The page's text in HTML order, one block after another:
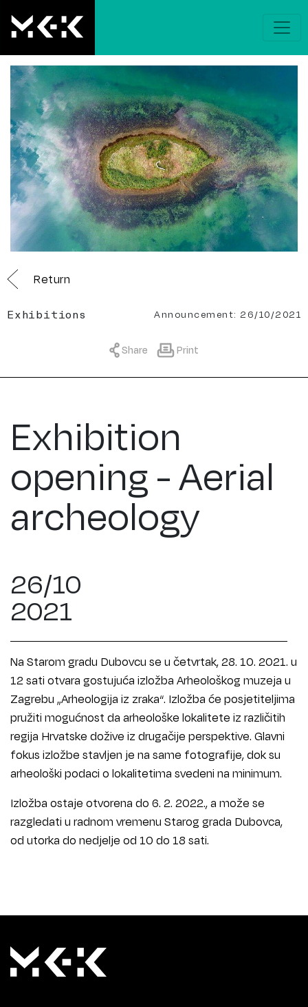
Return
Exhibitions Announcement: 26/10/2021
Share Print
Exhibition
opening - Aerial
archeology
26/10
2021
Na Starom gradu Dubovcu se u četvrtak, 28. 10. 2021. u
12 sati otvara gostujuća izložba Arheološkog muzeja u
Zagrebu „Arheologija iz zraka“. Izložba će posjetiteljima
pružiti mogućnost da arheološke lokalitete iz različitih
regija Hrvatske dožive iz drugačije perspektive. Glavni
fokus izložbe stavljen je na same fotografije, dok su
arheološki podaci o lokalitetima svedeni na minimum.
Izložba ostaje otvorena do 6. 2. 2022., a može se
razgledati u radnom vremenu Starog grada Dubovca,
od utorka do nedjelje od 10 do 18 sati.